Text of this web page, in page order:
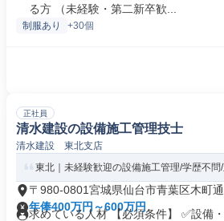
る方 （未経験・第二新卒歓...
制服あり +30個
正社員
清水建設の設備施工管理技士
清水建設 東北支店
東北｜未経験歓迎の設備施工管理/学歴不問
〒980-0801宮城県仙台市青葉区木町通
年俸400万円～600万円
求めている人材 【必須条件】 ✅設備